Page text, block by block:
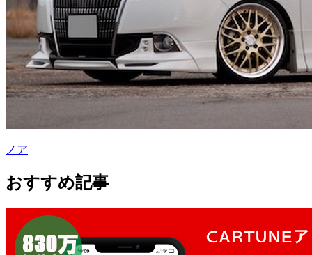
ノア
おすすめ記事